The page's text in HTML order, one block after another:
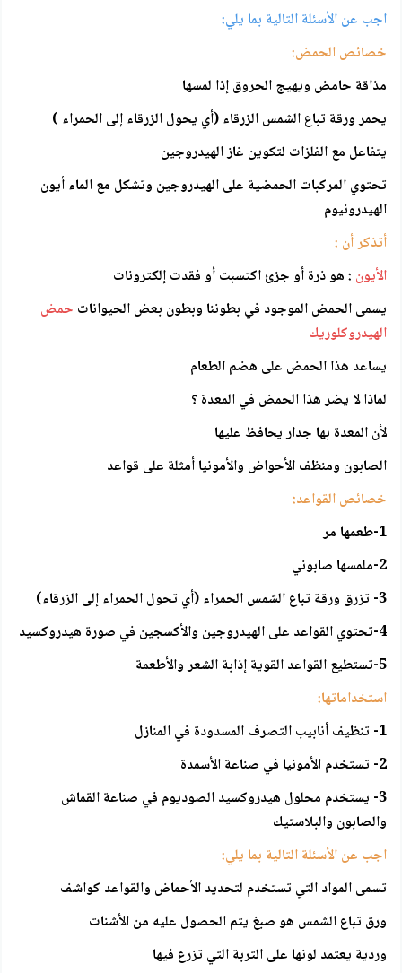
اجب عن الأسئلة التالية بما يلي:
خصائص الحمض:
مذاقة حامض ويهيج الحروق إذا لمسها
يحمر ورقة تباع الشمس الزرقاء (أي يحول الزرقاء إلى الحمراء )
يتفاعل مع الفلزات لتكوين غاز الهيدروجين
تحتوي المركبات الحمضية على الهيدروجين وتشكل مع الماء أيون
الهيدرونيوم
أتذكر أن :
الأيون : هو ذرة أو جزئ اكتسبت أو فقدت إلكترونات
يسمى الحمض الموجود في بطوننا وبطون بعض الحيوانات حمض
الهيدروكلوريك
يساعد هذا الحمض على هضم الطعام
لماذا لا يضر هذا الحمض في المعدة ؟
لأن المعدة بها جدار يحافظ عليها
الصابون ومنظف الأحواض والأمونيا أمثلة على قواعد
خصائص القواعد:
1-طعمها مر
2-ملمسها صابوني
3- تزرق ورقة تباع الشمس الحمراء (أي تحول الحمراء إلى الزرقاء)
4-تحتوي القواعد على الهيدروجين والأكسجين في صورة هيدروكسيد
5-تستطيع القواعد القوية إذابة الشعر والأطعمة
استخداماتها:
1- تنظيف أنابيب التصرف المسدودة في المنازل
2- تستخدم الأمونيا في صناعة الأسمدة
3- يستخدم محلول هيدروكسيد الصوديوم في صناعة القماش
والصابون والبلاستيك
اجب عن الأسئلة التالية بما يلي:
تسمى المواد التي تستخدم لتحديد الأحماض والقواعد كواشف
ورق تباع الشمس هو صبغ يتم الحصول عليه من الأشنات
وردية يعتمد لونها على التربة التي تزرع فيها